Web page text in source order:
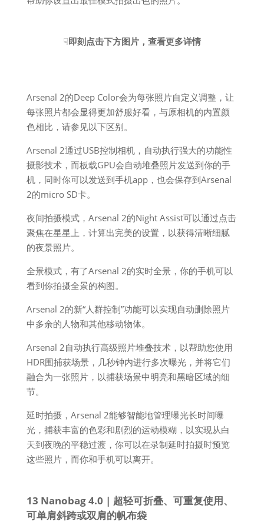
☟即刻点击下方图片，查看更多详情
Arsenal 2的Deep Color会为每张照片自定义调整，让
每张照片都会显得更加舒服好看，与原相机的内置颜
色相比，请参见以下区别。​
Arsenal 2通过USB控制相机，自动执行强大的功能性
摄影技术，而板载GPU会自动堆叠照片发送到你的手
机，同时你可以发送到手机app，也会保存到Arsenal
2的micro SD卡。
夜间拍摄模式，Arsenal 2的Night Assist可以通过点击
聚焦在星星上，计算出完美的设置，以获得清晰细腻
的夜景照片。
全景模式，有了Arsenal 2的实时全景，你的手机可以
看到你拍摄全景的构图。​
Arsenal 2的新“人群控制”功能可以实现自动删除照片
中多余的人物和其他移动物体。​
Arsenal 2自动执行高级照片堆叠技术，以帮助您使用
HDR围捕获场景，几秒钟内进行多次曝光，并将它们
融合为一张照片，以捕获场景中明亮和黑暗区域的细
节。​
延时拍摄，Arsenal 2能够智能地管理曝光长时间曝
光，捕获丰富的色彩和剧烈的运动模糊，以实现从白
天到夜晚的平稳过渡，你可以在录制延时拍摄时预览
这些照片，而你和手机可以离开。
13 Nanobag 4.0 | 超轻可折叠、可重复使用、
可单肩斜跨或双肩的帆布袋